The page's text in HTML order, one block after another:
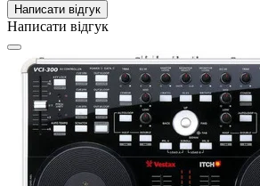
Написати відгук
Написати відгук